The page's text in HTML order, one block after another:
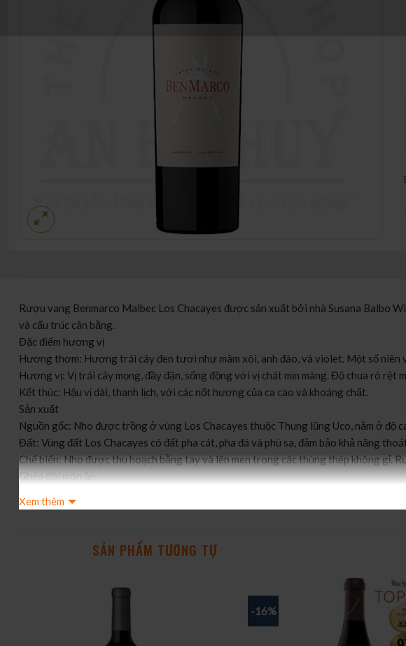
Rượu vang Benmarco Malbec Los Chacayes được sản xuất bởi nhà Susana
và cấu trúc cân bằng.
Đặc điểm hương vị
Hương thơm: Hương trái cây đen tươi như mâm xôi, anh đào, và violet. Một số niên
Hương vị: Vị trái cây mọng, đầy đặn, sống động với vị chát mịn màng. Độ chua rõ rệt
Kết thúc: Hậu vị dài, thanh lịch, với các nốt hương của ca cao và khoáng chất.
Sản xuất
Nguồn gốc: Nho được trồng ở vùng Los Chacayes thuộc Thung lũng Uco, nằm ở độ
Đất: Vùng đất Los Chacayes có đất pha cát, pha đá và phù sa, đảm bảo khả năng
Chế biến: Nho được thu hoạch bằng tay và lên men trong các thùng thép không gỉ.
Ghép đôi món ăn
Thịt đỏ nướng: Bò bít tết và xúc xích nướng.
Phô mai: Các loại phô mai cứng hoặc có độ mạnh vừa phải.
Pasta: Các món pasta sốt thịt.
Xem thêm
SẢN PHẨM TƯƠNG TỰ
-16%